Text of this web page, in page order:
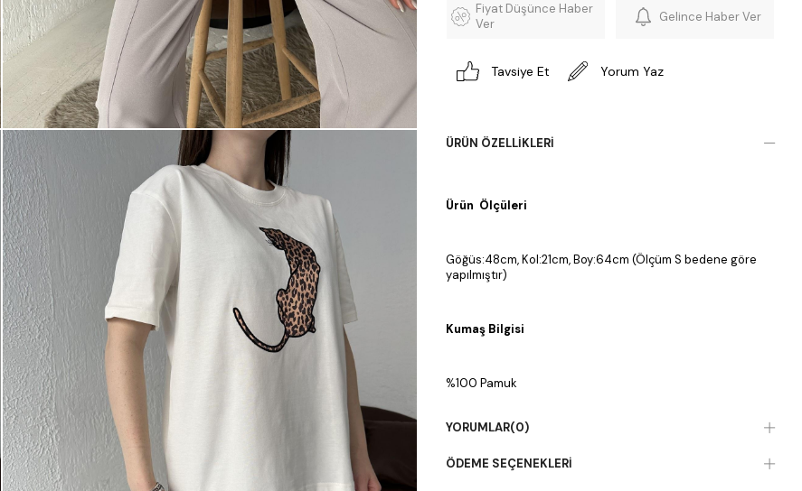
Fiyat Düşünce Haber
Ver
Gelince Haber Ver
Tavsiye Et Yorum Yaz
ÜRÜN ÖZELLIKLERI
Ürün Ölçüleri
Göğüs:48cm, Kol:21cm, Boy:64cm (Ölçüm S bedene göre
yapılmıştır)
Kumaş Bilgisi
%100 Pamuk
YORUMLAR(0)
ÖDEME SEÇENEKLERI